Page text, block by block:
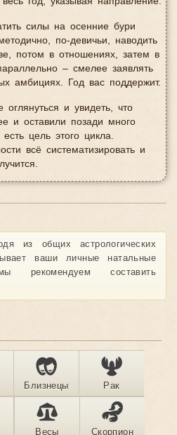
силы на осенние бури
по-девичьи, наводить
потом в отношениях, затем в
– смелее заявлять
амбициях. Год вас поддержит.
и увидеть, что
и оставили позади много
цель этого цикла.
всё систематизировать и
из общих астрологических
ваши личные натальные
рекомендуем составить
Близнецы Рак
Весы Скорпион